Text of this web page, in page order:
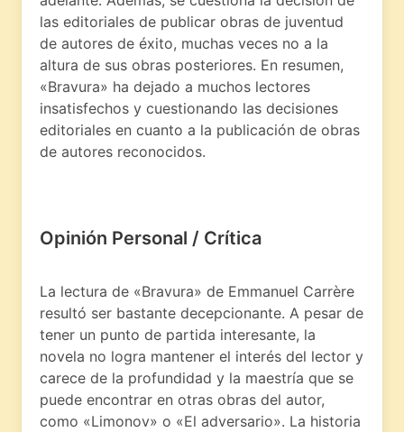
las editoriales de publicar obras de juventud
de autores de éxito, muchas veces no a la
altura de sus obras posteriores. En resumen,
«Bravura» ha dejado a muchos lectores
insatisfechos y cuestionando las decisiones
editoriales en cuanto a la publicación de obras
de autores reconocidos.
Opinión Personal / Crítica
La lectura de «Bravura» de Emmanuel Carrère
resultó ser bastante decepcionante. A pesar de
tener un punto de partida interesante, la
novela no logra mantener el interés del lector y
carece de la profundidad y la maestría que se
puede encontrar en otras obras del autor,
como «Limonov» o «El adversario». La historia